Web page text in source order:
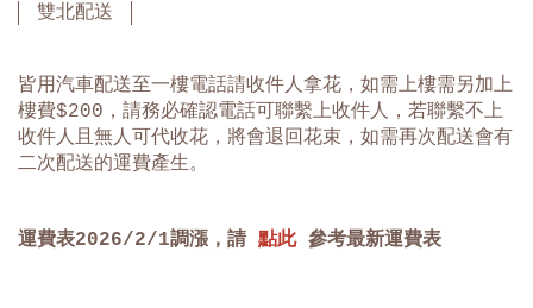
雙北配送
皆用汽車配送至一樓電話請收件人拿花，如需上樓需另加上
樓費$200，請務必確認電話可聯繫上收件人，若聯繫不上
收件人且無人可代收花，將會退回花束，如需再次配送會有
二次配送的運費產生。
運費表2026/2/1調漲，請 點此 參考最新運費表